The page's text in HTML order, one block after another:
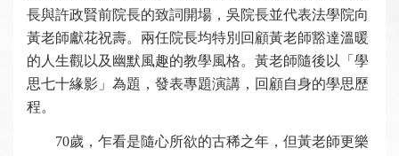
長與許政賢前院長的致詞開場，吳院長並代表法學院向
黃老師獻花祝壽。兩任院長均特別回顧黃老師豁達溫暖
的人生觀以及幽默風趣的教學風格。黃老師隨後以「學
思七十緣影」為題，發表專題演講，回顧自身的學思歷
程。
70歲，乍看是隨心所欲的古稀之年，但黃老師更樂